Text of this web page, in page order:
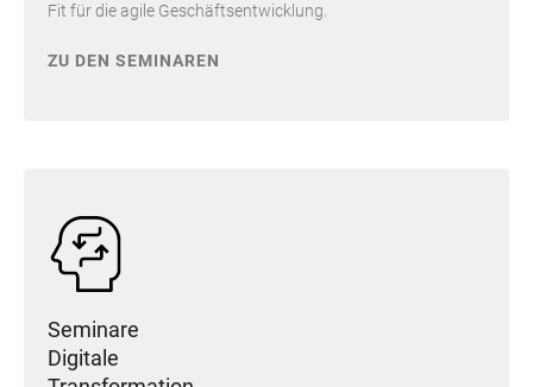
Fit für die agile Geschäftsentwicklung.
ZU DEN SEMINAREN
Seminare
Digitale